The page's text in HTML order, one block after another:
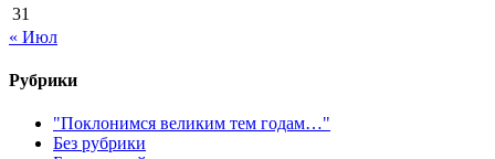
31
« Июл
Рубрики
"Поклонимся великим тем годам…"
Без рубрики